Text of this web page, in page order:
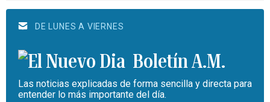
DE LUNES A VIERNES
Boletín A.M.
Las noticias explicadas de forma sencilla y directa para
entender lo más importante del día.